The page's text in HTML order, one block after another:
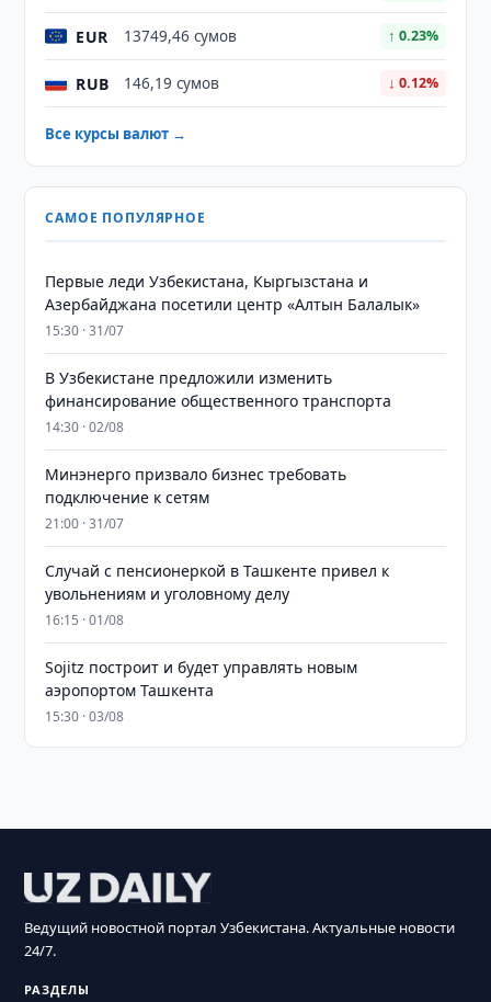
EUR 13749,46 сумов ↑ 0.23%
RUB 146,19 сумов ↓ 0.12%
Все курсы валют →
САМОЕ ПОПУЛЯРНОЕ
Первые леди Узбекистана, Кыргызстана и
Азербайджана посетили центр «Алтын Балалык»
15:30 · 31/07
В Узбекистане предложили изменить
финансирование общественного транспорта
14:30 · 02/08
Минэнерго призвало бизнес требовать
подключение к сетям
21:00 · 31/07
Случай с пенсионеркой в Ташкенте привел к
увольнениям и уголовному делу
16:15 · 01/08
Sojitz построит и будет управлять новым
аэропортом Ташкента
15:30 · 03/08
Ведущий новостной портал Узбекистана. Актуальные новости
24/7.
РАЗДЕЛЫ